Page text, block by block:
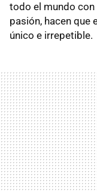
todo el mundo
pasión, hacen que
único e irrepetible.